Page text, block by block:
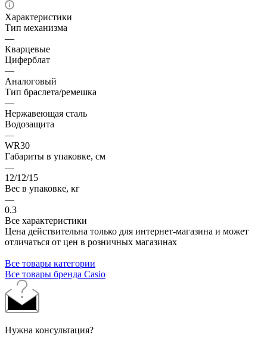
Характеристики
Тип механизма
—
Кварцевые
Циферблат
—
Аналоговый
Тип браслета/ремешка
—
Нержавеющая сталь
Водозащита
—
WR30
Габариты в упаковке, см
—
12/12/15
Вес в упаковке, кг
—
0.3
Все характеристики
Цена действительна только для интернет-магазина и может
отличаться от цен в розничных магазинах
Все товары категории
Все товары бренда Casio
Нужна консультация?